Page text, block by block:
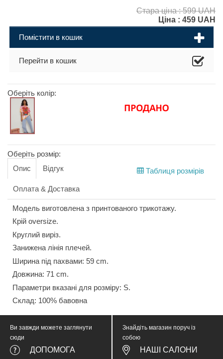
Стара ціна : 599 UAH
Ціна : 459 UAH
Помістити в кошик
Перейти в кошик
Оберіть колір:
Оберіть розмір:
Таблиця розмірів
Опис Відгук
Оплата & Доставка
Модель виготовлена з принтованого трикотажу.
Крій oversize.
Круглий виріз.
Занижена лінія плечей.
Ширина під пахвами: 59 cm.
Довжина: 71 cm.
Параметри вказані для розміру: S.
Склад: 100% бавовна
Ви завжди можете заглянути
сюди
ДОПОМОГА
Знайдіть магазин поруч із
собою
НАШІ САЛОНИ